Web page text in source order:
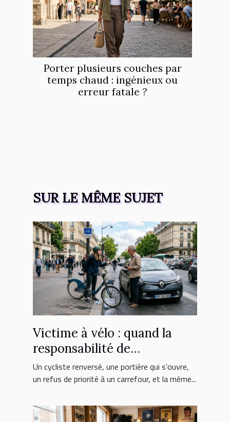
Porter plusieurs couches par
temps chaud : ingénieux ou
erreur fatale ?
SUR LE MÊME SUJET
Victime à vélo : quand la
responsabilité de
l’automobiliste est engagée
Un cycliste renversé, une portière qui s’ouvre,
un refus de priorité à un carrefour, et la même...